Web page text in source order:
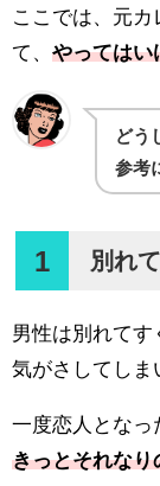
ここでは、元
て、 やってはい
どう
参考
1 別れ
男性は別れてす
気がさしてしま
一度恋人となっ
きっとそれなり